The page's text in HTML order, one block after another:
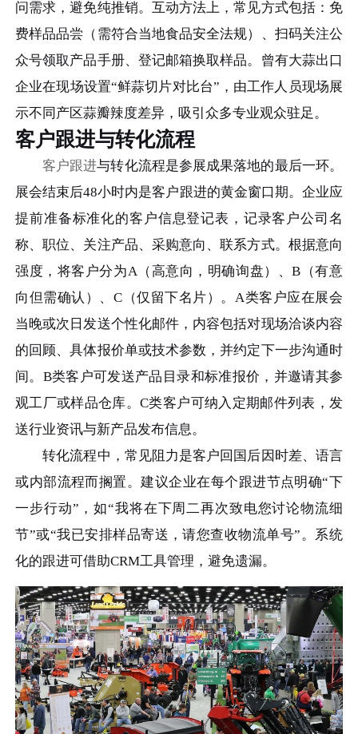
问需求，避免纯推销。互动方法上，常见方式包括：免
费样品品尝（需符合当地食品安全法规）、扫码关注公
众号领取产品手册、登记邮箱换取样品。曾有大蒜出口
企业在现场设置“鲜蒜切片对比台”，由工作人员现场展
示不同产区蒜瓣辣度差异，吸引众多专业观众驻足。
客户跟进与转化流程
客户跟进与转化流程是参展成果落地的最后一环。
展会结束后48小时内是客户跟进的黄金窗口期。企业应
提前准备标准化的客户信息登记表，记录客户公司名
称、职位、关注产品、采购意向、联系方式。根据意向
强度，将客户分为A（高意向，明确询盘）、B（有意
向但需确认）、C（仅留下名片）。A类客户应在展会
当晚或次日发送个性化邮件，内容包括对现场洽谈内容
的回顾、具体报价单或技术参数，并约定下一步沟通时
间。B类客户可发送产品目录和标准报价，并邀请其参
观工厂或样品仓库。C类客户可纳入定期邮件列表，发
送行业资讯与新产品发布信息。
转化流程中，常见阻力是客户回国后因时差、语言
或内部流程而搁置。建议企业在每个跟进节点明确“下
一步行动”，如“我将在下周二再次致电您讨论物流细
节”或“我已安排样品寄送，请您查收物流单号”。系统
化的跟进可借助CRM工具管理，避免遗漏。